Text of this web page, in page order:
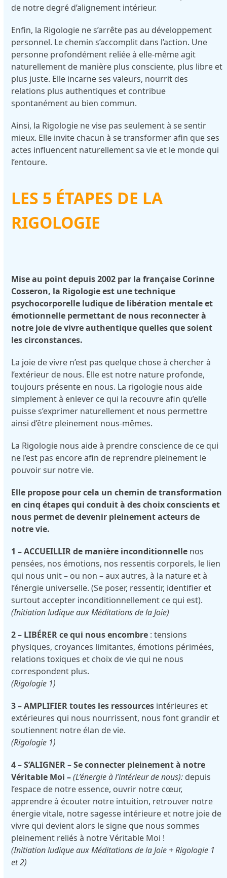
de notre degré d’alignement intérieur.
Enfin, la Rigologie ne s’arrête pas au développement
personnel. Le chemin s’accomplit dans l’action. Une
personne profondément reliée à elle-même agit
naturellement de manière plus consciente, plus libre et
plus juste. Elle incarne ses valeurs, nourrit des
relations plus authentiques et contribue
spontanément au bien commun.
Ainsi, la Rigologie ne vise pas seulement à se sentir
mieux. Elle invite chacun à se transformer afin que ses
actes influencent naturellement sa vie et le monde qui
l’entoure.
LES 5 ÉTAPES DE LA
RIGOLOGIE
Mise au point depuis 2002 par la française Corinne
Cosseron, la Rigologie est une technique
psychocorporelle ludique de libération mentale et
émotionnelle permettant de nous reconnecter à
notre joie de vivre authentique quelles que soient
les circonstances.
La joie de vivre n’est pas quelque chose à chercher à
l’extérieur de nous. Elle est notre nature profonde,
toujours présente en nous. La rigologie nous aide
simplement à enlever ce qui la recouvre afin qu’elle
puisse s’exprimer naturellement et nous permettre
ainsi d’être pleinement nous-mêmes.
La Rigologie nous aide à prendre conscience de ce qui
ne l’est pas encore afin de reprendre pleinement le
pouvoir sur notre vie.
Elle propose pour cela un chemin de transformation
en cinq étapesqui conduit à des choix conscients et
nous permet de devenir pleinement acteurs de
notre vie.
1 – ACCUEILLIR de manière inconditionnelle nos
pensées, nos émotions, nos ressentis corporels, le lien
qui nous unit – ou non – aux autres, à la nature et à
l’énergie universelle. (Se poser, ressentir, identifier et
surtout accepter inconditionnellement ce qui est).
(Initiation ludique aux Méditations de la Joie)
2 – LIBÉRER ce qui nous encombre : tensions
physiques, croyances limitantes, émotions périmées,
relations toxiques et choix de vie qui ne nous
correspondent plus.
(Rigologie 1)
3 – AMPLIFIER toutes les ressources intérieures et
extérieures qui nous nourrissent, nous font grandir et
soutiennent notre élan de vie.
(Rigologie 1)
4 – S’ALIGNER – Se connecter pleinement à notre
Véritable Moi –(L’énergie à l’intérieur de nous): depuis
l’espace de notre essence, ouvrir notre cœur,
apprendre à écouter notre intuition, retrouver notre
énergie vitale, notre sagesse intérieure et notre joie de
vivre qui devient alors le signe que nous sommes
pleinement reliés à notre Véritable Moi !
(Initiation ludique aux Méditations de la Joie + Rigologie 1
et 2)